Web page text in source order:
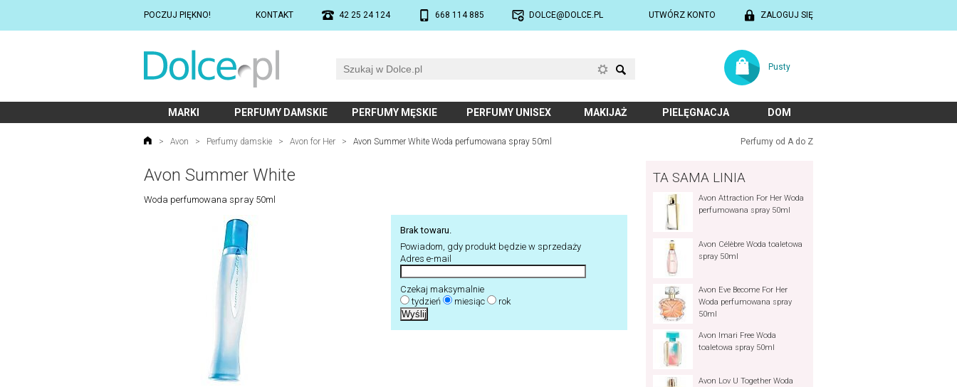
POCZUJ PIĘKNO! KONTAKT 42 25 24 124 668 114 885 DOLCE@DOLCE.PL UTWÓRZ KONTO ZALOGUJ SIĘ
Pusty
MARKI PERFUMY DAMSKIE PERFUMY MĘSKIE PERFUMY UNISEX MAKIJAŻ PIELĘGNACJA DOM
Perfumy od A do Z
> Avon > Perfumy damskie > Avon for Her > Avon Summer White Woda perfumowana spray 50ml
Avon Summer White
Woda perfumowana spray 50ml
Brak towaru.
Powiadom, gdy produkt będzie w sprzedaży
Adres e-mail
Czekaj maksymalnie
tydzień
miesiąc rok
TA SAMA LINIA
Avon Attraction For Her Woda
perfumowana spray 50ml
Avon Célèbre Woda toaletowa
spray 50ml
Avon Eve Become For Her
Woda perfumowana spray
50ml
Avon Imari Free Woda
toaletowa spray 50ml
Avon Lov U Together Woda